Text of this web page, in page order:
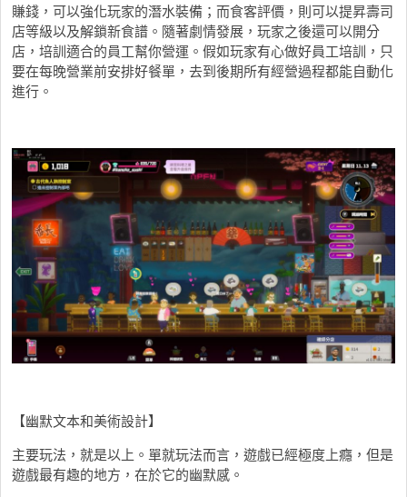
賺錢，可以強化玩家的潛水裝備；而食客評價，則可以提昇壽司
店等級以及解鎖新食譜。隨著劇情發展，玩家之後還可以開分
店，培訓適合的員工幫你營運。假如玩家有心做好員工培訓，只
要在每晚營業前安排好餐單，去到後期所有經營過程都能自動化
進行。
【幽默文本和美術設計】
主要玩法，就是以上。單就玩法而言，遊戲已經極度上癮，但是
遊戲最有趣的地方，在於它的幽默感。